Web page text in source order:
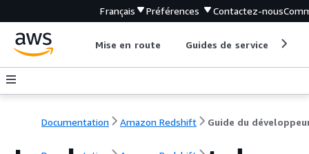
Français Préférences Contactez-nous
Mise en route Guides de service
Documentation Amazon Redshift